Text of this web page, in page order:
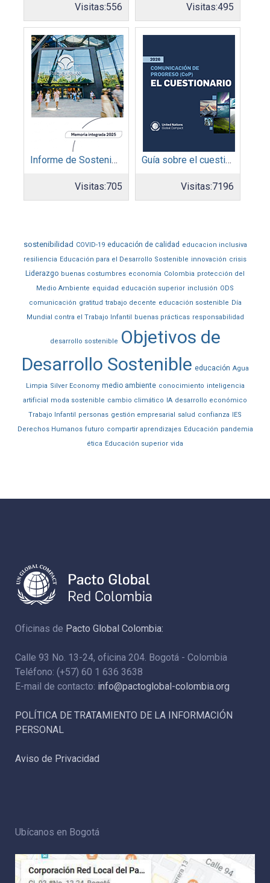
Visitas:556 Visitas:495
Informe de Sostenibilidad 2025: Parque Arauco
Visitas:705
Guía sobre el cuestionario: Comunicación de Progreso
Visitas:7196
sostenibilidad COVID-19 educación de calidad educacion inclusiva
resiliencia Educación para el Desarrollo Sostenible innovación crisis
Liderazgo buenas costumbres economía Colombia protección del
Medio Ambiente equidad educación superior inclusión ODS
comunicación gratitud trabajo decente educación sostenible Día
Mundial contra el Trabajo Infantil buenas prácticas responsabilidad
desarrollo sostenible Objetivos de
Desarrollo Sostenible educación Agua
Limpia Silver Economy medio ambiente conocimiento inteligencia
artificial moda sostenible cambio climático IA desarrollo económico
Trabajo Infantil personas gestión empresarial salud confianza IES
Derechos Humanos futuro compartir aprendizajes Educación pandemia
ética Educación superior vida
Oficinas de Pacto Global Colombia:
Calle 93 No. 13-24, oficina 204. Bogotá - Colombia
Teléfono: (+57) 60 1 636 3638
E-mail de contacto: info@pactoglobal-colombia.org
POLÍTICA DE TRATAMIENTO DE LA INFORMACIÓN
PERSONAL
Aviso de Privacidad
Ubícanos en Bogotá